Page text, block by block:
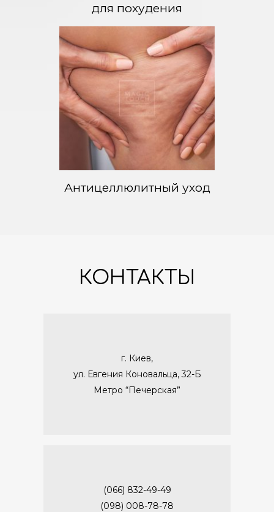
для похудения
Антицеллюлитный уход
КОНТАКТЫ
г. Киев,
ул. Евгения Коновальца, 32-Б
Метро “Печерская”
(066) 832-49-49
(098) 008-78-78